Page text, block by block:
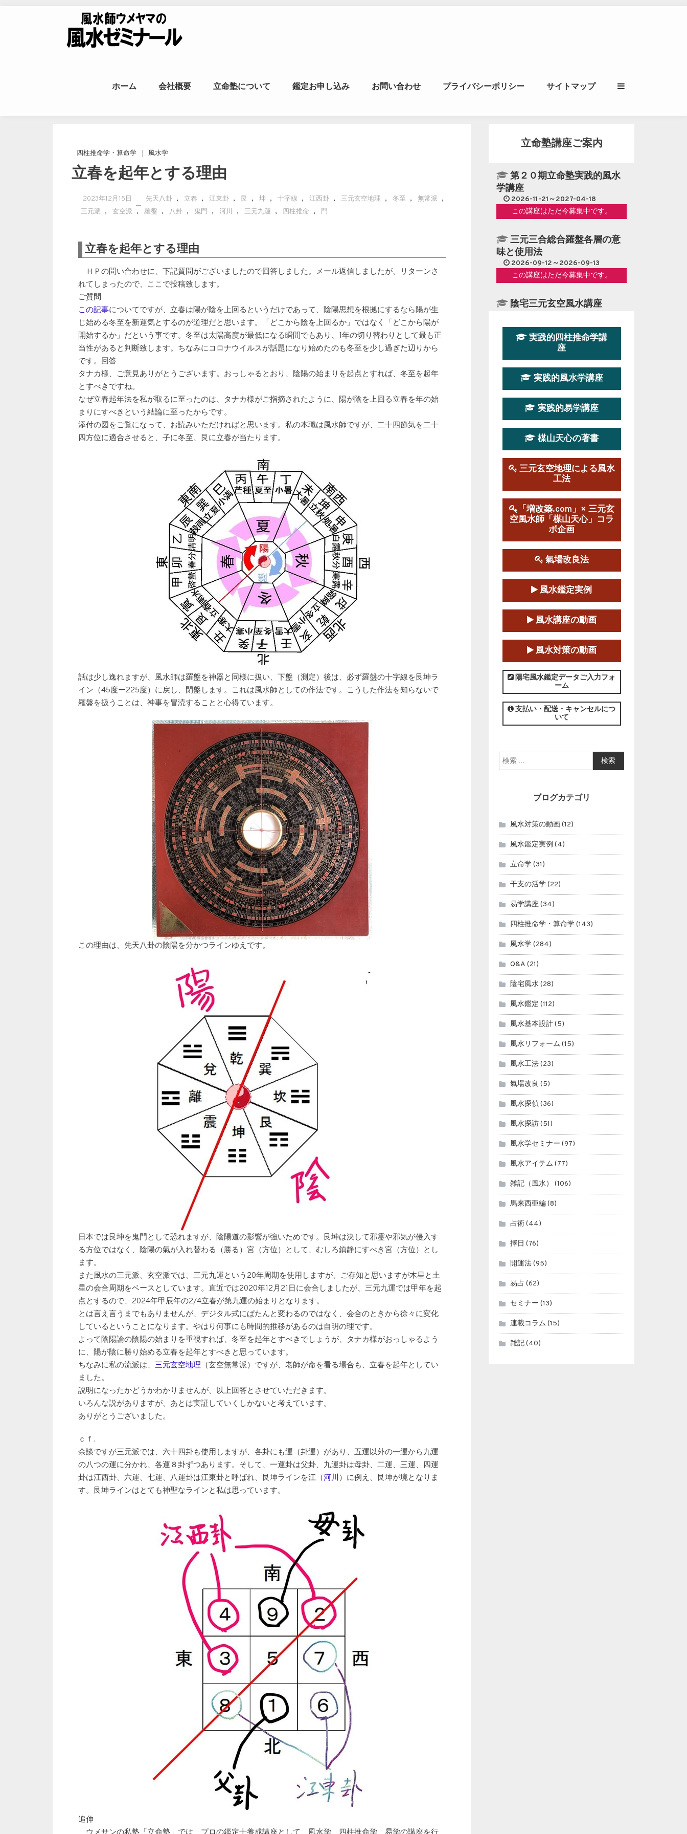
風水師ウメヤマの風水ゼミナール｜風水学・四柱推
ホーム 会社概要 立命塾について 鑑定お申し込み お問い合わせ プライバシーポリシー サイトマップ
四柱推命学・算命学 風水学
立春を起年とする理由
2023年12月15日 先天八卦 , 立春 , 江東卦 , 艮 , 坤 , 十字線 , 江西卦 , 三元玄空地理 , 冬至 , 無常派 ,
三元派 , 玄空派 , 羅盤 , 八卦 , 鬼門 , 河川 , 三元九運 , 四柱推命 , 門
立春を起年とする理由
ＨＰの問い合わせに、下記質問がございましたので回答しました。メール返信しましたが、リターンさ
れてしまったので、ここで投稿致します。
ご質問
この記事についてですが、立春は陽が陰を上回るというだけであって、陰陽思想を根拠にするなら陽が生
じ始める冬至を新運気とするのが道理だと思います。「どこから陰を上回るか」ではなく「どこから陽が
開始するか」だという事です。冬至は太陽高度が最低になる瞬間でもあり、1年の切り替わりとして最も正
当性があると判断致します。ちなみにコロナウイルスが話題になり始めたのも冬至を少し過ぎた辺りから
です。回答
タナカ様、ご意見ありがとうございます。おっしゃるとおり、陰陽の始まりを起点とすれば、冬至を起年
とすべきですね。
なぜ立春起年法を私が取るに至ったのは、タナカ様がご指摘されたように、陽が陰を上回る立春を年の始
まりにすべきという結論に至ったからです。
添付の図をご覧になって、お読みいただければと思います。私の本職は風水師ですが、二十四節気を二十
四方位に適合させると、子に冬至、艮に立春が当たります。
話は少し逸れますが、風水師は羅盤を神器と同様に扱い、下盤（測定）後は、必ず羅盤の十字線を艮坤ラ
イン（45度ー225度）に戻し、閉盤します。これは風水師としての作法です。こうした作法を知らないで
羅盤を扱うことは、神事を冒涜することと心得ています。
この理由は、先天八卦の陰陽を分かつラインゆえです。
日本では艮坤を鬼門として恐れますが、陰陽道の影響が強いためです。艮坤は決して邪霊や邪気が侵入す
る方位ではなく、陰陽の氣が入れ替わる（勝る）宮（方位）として、むしろ鎮静にすべき宮（方位）とし
ます。
また風水の三元派、玄空派では、三元九運という20年周期を使用しますが、ご存知と思いますが木星と土
星の会合周期をベースとしています。直近では2020年12月21日に会合しましたが、三元九運では甲年を起
点とするので、2024年甲辰年の2/4立春が第九運の始まりとなります。
とは言え言うまでもありませんが、デジタル式にぱたんと変わるのではなく、会合のときから徐々に変化
しているということになります。やはり何事にも時間的推移があるのは自明の理です。
よって陰陽論の陰陽の始まりを重視すれば、冬至を起年とすべきでしょうが、タナカ様がおっしゃるよう
に、陽が陰に勝り始める立春を起年とすべきと思っています。
ちなみに私の流派は、 三元玄空地理（玄空無常派）ですが、老師が命を看る場合も、立春を起年としてい
ました。
説明になったかどうかわかりませんが、以上回答とさせていただきます。
いろんな説がありますが、あとは実証していくしかないと考えています。
ありがとうございました。
ｃｆ.
余談ですが三元派では、六十四卦も使用しますが、各卦にも運（卦運）があり、五運以外の一運から九運
の八つの運に分かれ、各運８卦ずつあります。そして、一運卦は父卦、九運卦は母卦、二運、三運、四運
卦は江西卦、六運、七運、八運卦は江東卦と呼ばれ、艮坤ラインを江（河川 ）に例え、艮坤が境となりま
す。艮坤ラインはとても神聖なラインと私は思っています。
追伸
立命塾講座ご案内
第２０期立命塾実践的風水
学講座
2026-11-21～2027-04-18
この講座はただ今募集中です。
三元三合総合羅盤各層の意
味と使用法
2026-09-12～2026-09-13
この講座はただ今募集中です。
陰宅三元玄空風水講座
この講座の募集は終了しました。
学講座』
2026-08-22～2026-10-25
この講座はただ今募集中です。
第19期立命塾実践的四柱推
命学講座
2026-03-20～2026-07-19
第１９期立命塾実践的風水
学講座
2025-09-13～2026-03-01
この講座の募集は終了しました。
陰宅三元玄空風水講座
2025-06-07～2025-06-08
この講座の募集は終了しました。
第１８期立命塾『実践的易
学講座』
2025-06-21～2025-08-24
この講座の募集は終了しました。
第１８期立命塾「実践的四
柱立命学（四柱推命学）講座」
2025-01-11～2025-05-11
実践的四柱推命学講
座
実践的風水学講座
実践的易学講座
楳山天心の著書
三元玄空地理による風水
工法
「増改築.com」× 三元玄
空風水師「楳山天心」コラ
ボ企画
氣場改良法
風水鑑定実例
風水講座の動画
風水対策の動画
陽宅風水鑑定データご入力フォ
ーム
支払い・配送・キャンセルにつ
いて
検索:
ブログカテゴリ
風水対策の動画 (12)
風水鑑定実例 (4)
立命学(31)
干支の活学(22)
易学講座(34)
四柱推命学・算命学(143)
風水学(284)
Q&A (21)
陰宅風水(28)
風水鑑定 (112)
風水基本設計(5)
風水リフォーム (15)
風水工法(23)
氣場改良 (5)
風水探偵(36)
風水探訪(51)
風水学セミナー (97)
風水アイテム (77)
雑記（風水） (106)
馬来西亜編(8)
占術(44)
擇日 (76)
開運法(95)
易占 (62)
セミナー (13)
連載コラム (15)
雑記(40)